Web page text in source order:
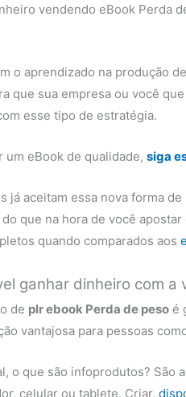
vendendo eBook Perda
o aprendizado na produção
que sua empresa ou você
esse tipo de estratégia.
um eBook de qualidade, siga
já aceitam essa nova forma
do que na hora de você
quando comparados aos
ganhar dinheiro com a
de plr ebook Perda de peso é
vantajosa para pessoas
o que são infoprodutos?
celular ou tablete. Criar,